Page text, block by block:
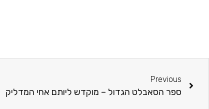
Previous
ספר הסאבלט הגדול – מוקדש ליותם אחי המדליק